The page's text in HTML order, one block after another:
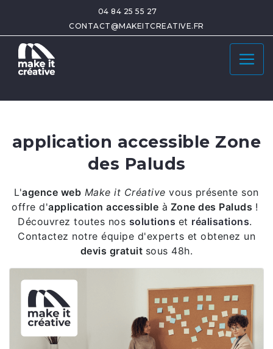
04 84 25 55 27
CONTACT@MAKEITCREATIVE.FR
application accessible Zone
des Paluds
L'agence web Make it Créativevous présente son
offre d'application accessible à Zone des Paluds !
Découvrez toutes nos solutions et réalisations.
Contactez notre équipe d'experts et obtenez un
devis gratuit sous 48h.